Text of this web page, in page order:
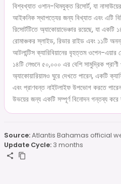
বিশ্বখ্যাত ওশান-থিমযুক্ত রিসোর্ট, যা
আইকনিক স্থাপত্যের জন্য বিখ্যাত এবং এটি
রিসোর্টটিতে অ্যাকোয়াভেঞ্চার রয়েছে, যা একটি
রোমাঞ্চকর স্লাইড, রিভার রাইড এবং ১১টি
আটলান্টিস ক্যারিবিয়ানের বৃহত্তম ওপেন-এয়ার
১৪টি লেগুনে ৫০,০০০ এর বেশি সামুদ্রিক প্রাণী
অ্যাকোয়ারিয়ামও ঘুরে দেখতে পারেন, একটি
এবং প্রাণবন্ত নাইটলাইফ উপভোগ করতে
উভয়ের জন্য একটি সম্পূর্ণ বিনোদন গন্তব্য করে
Source:Atlantis Bahamas official
Update Cycle: 3 months